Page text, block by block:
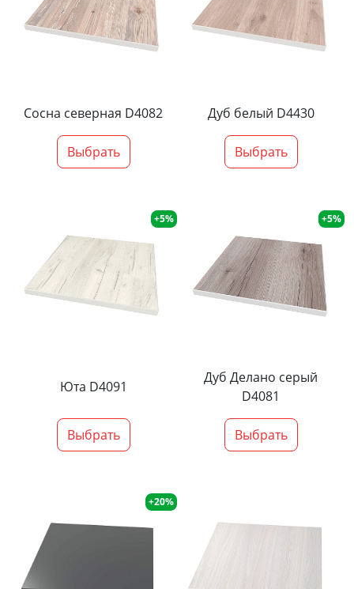
Сосна северная D4082
Выбрать
Дуб белый D4430
Выбрать
+5%
Юта D4091
Выбрать
+5%
Дуб Делано серый
D4081
Выбрать
+20%